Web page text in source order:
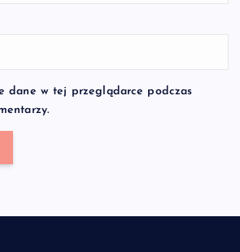
dane w tej przeglądarce podczas